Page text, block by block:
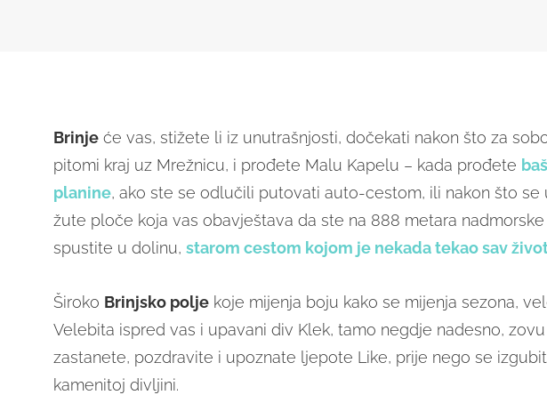
Brinjeće vas, stižete li iz unutrašnjosti, dočekati nakon što za
pitomi kraj uz Mrežnicu, i prođete Malu Kapelu – kada prođete
planine, ako ste se odlučili putovati auto-cestom, ili nakon što se
žute ploče koja vas obavještava da ste na 888 metara
spustite u dolinu, starom cestom kojom je nekada tekao sav
Široko Brinjsko poljekoje mijenja boju kako se mijenja sezona,
Velebita ispred vas i upavani div Klek, tamo negdje nadesno,
zastanete, pozdravite i upoznate ljepote Like, prije nego se
kamenitoj divljini.